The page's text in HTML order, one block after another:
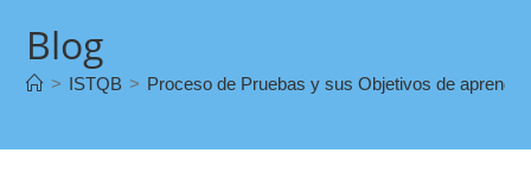
Blog
> ISTQB > Proceso de Pruebas y sus Objetivos de